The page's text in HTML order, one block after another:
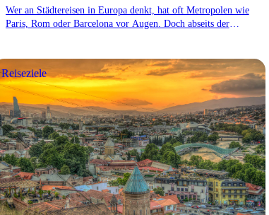
Wer an Städtereisen in Europa denkt, hat oft Metropolen wie
Paris, Rom oder Barcelona vor Augen. Doch abseits der
Reiseziele